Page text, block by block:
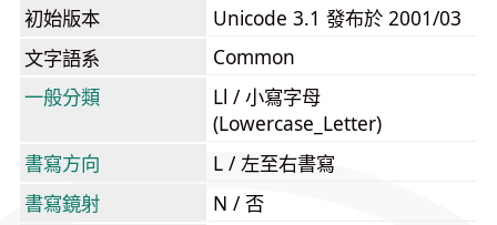
初始版本
Unicode 3.1 發布於 2001/03
文字語系
Common
一般分類
Ll / 小寫字母
(Lowercase_Letter)
書寫方向
L / 左至右書寫
書寫鏡射
N / 否